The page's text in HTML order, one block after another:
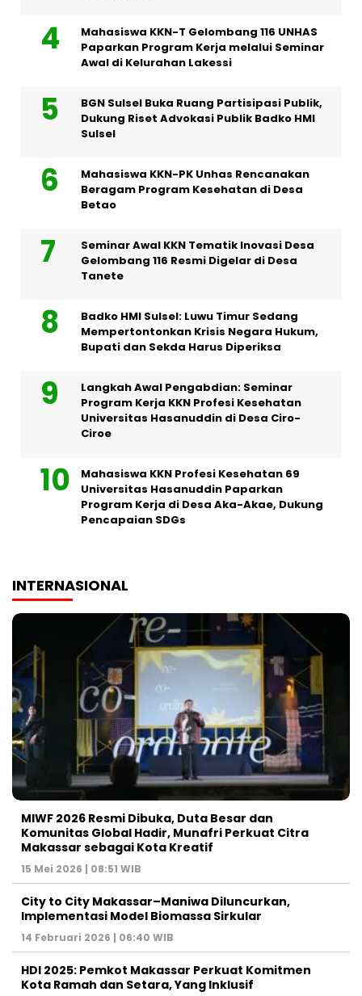
Mahasiswa KKN-T Gelombang 116 UNHAS
Paparkan Program Kerja melalui Seminar
Awal di Kelurahan Lakessi
BGN Sulsel Buka Ruang Partisipasi Publik,
Dukung Riset Advokasi Publik Badko HMI
Sulsel
Mahasiswa KKN-PK Unhas Rencanakan
Beragam Program Kesehatan di Desa
Betao
Seminar Awal KKN Tematik Inovasi Desa
Gelombang 116 Resmi Digelar di Desa
Tanete
Badko HMI Sulsel: Luwu Timur Sedang
Mempertontonkan Krisis Negara Hukum,
Bupati dan Sekda Harus Diperiksa
Langkah Awal Pengabdian: Seminar
Program Kerja KKN Profesi Kesehatan
Universitas Hasanuddin di Desa Ciro-
Ciroe
Mahasiswa KKN Profesi Kesehatan 69
Universitas Hasanuddin Paparkan
Program Kerja di Desa Aka-Akae, Dukung
Pencapaian SDGs
INTERNASIONAL
MIWF 2026 Resmi Dibuka, Duta Besar dan
Komunitas Global Hadir, Munafri Perkuat Citra
Makassar sebagai Kota Kreatif
15 Mei 2026 | 08:51 WIB
City to City Makassar–Maniwa Diluncurkan,
Implementasi Model Biomassa Sirkular
14 Februari 2026 | 06:40 WIB
HDI 2025: Pemkot Makassar Perkuat Komitmen
Kota Ramah dan Setara, Yang Inklusif